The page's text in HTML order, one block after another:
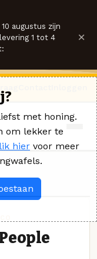
augustus zijn
1 tot 4
×
met honing.
om lekker te
hier voor meer